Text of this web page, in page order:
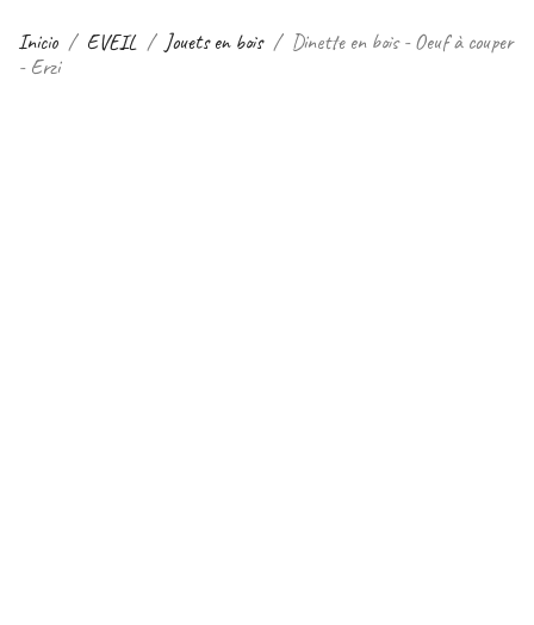
Inicio EVEIL Jouets en bois
Dinette en bois - Oeuf à couper
- Erzi